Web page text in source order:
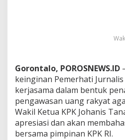
Gorontalo, POROSNEWS.ID
keinginan Pemerhati
kerjasama dalam bentuk
pengawasan uang rakyat
Wakil Ketua KPK Johanis
apresiasi dan akan
bersama pimpinan KPK RI.